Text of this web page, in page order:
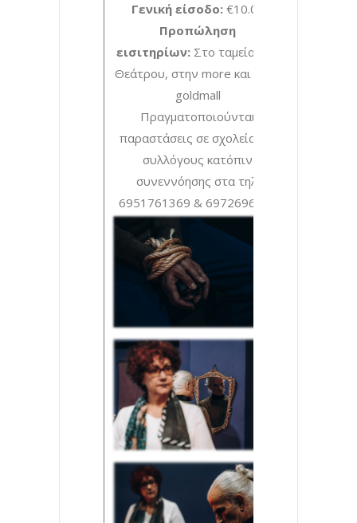
Γενική είσοδο: €10.00
Προπώληση
εισιτηρίων: Στο ταμείο του
Θεάτρου, στην more και στην
goldmall
Πραγματοποιούνται
παραστάσεις σε σχολεία και
συλλόγους κατόπιν
συνεννόησης στα τηλ:
6951761369 & 6972696055